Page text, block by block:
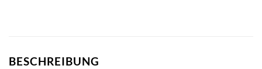
BESCHREIBUNG